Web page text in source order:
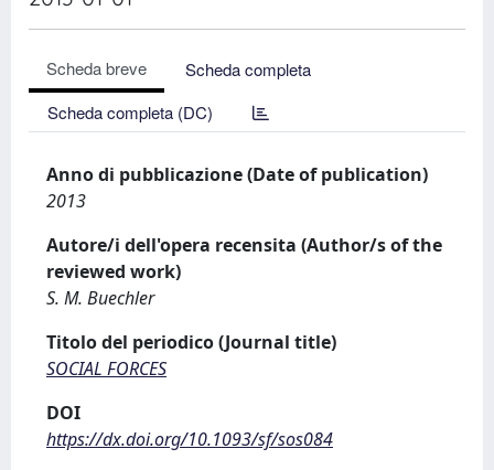
Scheda breve
Scheda completa
Scheda completa (DC)
Anno di pubblicazione (Date of publication)
2013
Autore/i dell'opera recensita (Author/s of the
reviewed work)
S. M. Buechler
Titolo del periodico (Journal title)
SOCIAL FORCES
DOI
https://dx.doi.org/10.1093/sf/sos084